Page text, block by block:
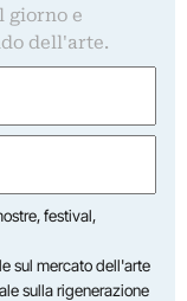
giorno e
dell'arte.
festival,
sul mercato dell'arte
sulla rigenerazione